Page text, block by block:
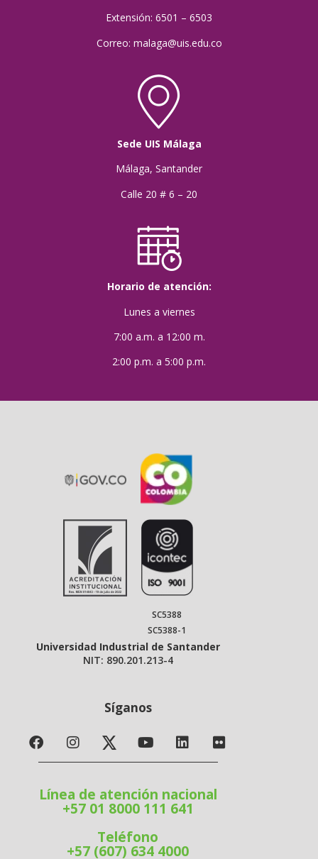
Extensión: 6501 – 6503
Correo: malaga@uis.edu.co
Sede UIS Málaga
Málaga, Santander
Calle 20 # 6 – 20
Horario de atención:
Lunes a viernes
7:00 a.m. a 12:00 m.
2:00 p.m. a 5:00 p.m.